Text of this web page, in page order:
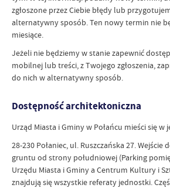
zgłoszone przez Ciebie błędy lub
alternatywny sposób. Ten nowy termin nie
miesiące.
Jeżeli nie będziemy w stanie zapewnić
mobilnej lub treści, z Twojego zgłoszenia,
do nich w alternatywny sposób.
Dostępność architektoniczna
Urząd Miasta i Gminy w Połańcu mieści się w
28-230 Połaniec, ul. Ruszczańska 27.
gruntu od strony południowej (Parking
Urzędu Miasta i Gminy a Centrum Kultury i
znajdują się wszystkie referaty jednostki.